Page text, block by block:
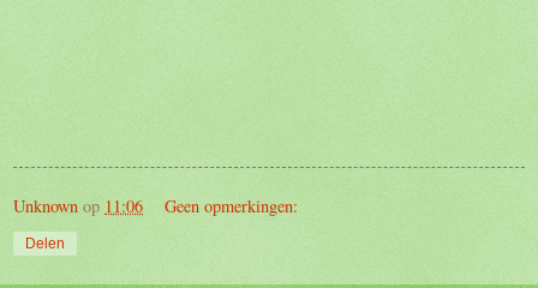
Unknown op 11:06 Geen opmerkingen:
Delen